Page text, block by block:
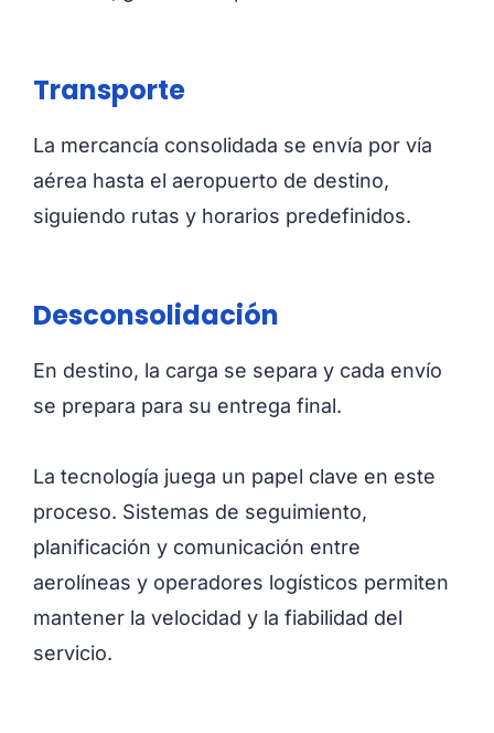
Transporte
La mercancía consolidada se envía por vía
aérea hasta el aeropuerto de destino,
siguiendo rutas y horarios predefinidos.
Desconsolidación
En destino, la carga se separa y cada envío
se prepara para su entrega final.
La tecnología juega un papel clave en este
proceso. Sistemas de seguimiento,
planificación y comunicación entre
aerolíneas y operadores logísticos permiten
mantener la velocidad y la fiabilidad del
servicio.